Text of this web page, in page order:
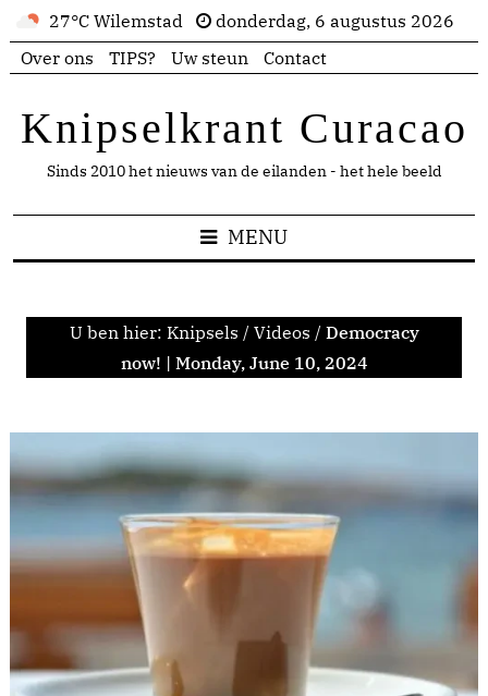
27°C Wilemstad
donderdag, 6 augustus 2026
Over ons
TIPS? Uw steun Contact
Knipselkrant Curacao
Sinds 2010 het nieuws van de eilanden - het hele beeld
MENU
U ben hier: Knipsels / Videos / Democracy
now! | Monday, June 10, 2024